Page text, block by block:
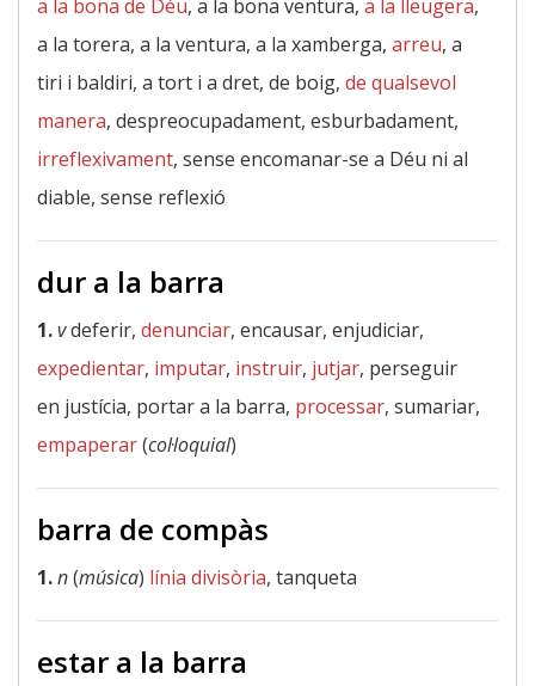
a la bona de Déu, a la bona ventura, a la lleugera,
a la torera, a la ventura, a la xamberga, arreu, a
tiri i baldiri, a tort i a dret, de boig, de qualsevol
manera, despreocupadament, esburbadament,
irreflexivament, sense encomanar-se a Déu ni al
diable, sense reflexió
dur a la barra
1.vdeferir, denunciar, encausar, enjudiciar,
expedientar, imputar, instruir, jutjar, perseguir
en justícia, portar a la barra, processar, sumariar,
empaperar(col·loquial)
barra de compàs
1.n(música) línia divisòria, tanqueta
estar a la barra